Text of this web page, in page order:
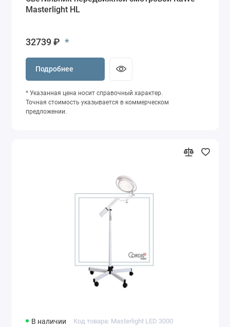
Masterlight HL
32739 ₽ *
Подробнее
* Указанная цена носит справочный характер.
Точная стоимость указывается в коммерческом
предложении.
В наличии Код товара: Masterlight LED 3000